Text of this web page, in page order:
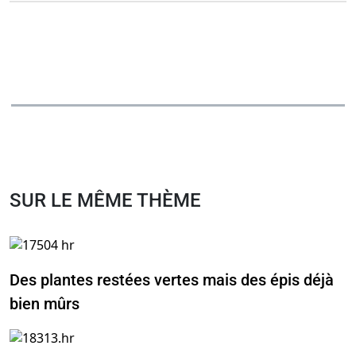
SUR LE MÊME THÈME
Des plantes restées vertes mais des épis déjà
bien mûrs